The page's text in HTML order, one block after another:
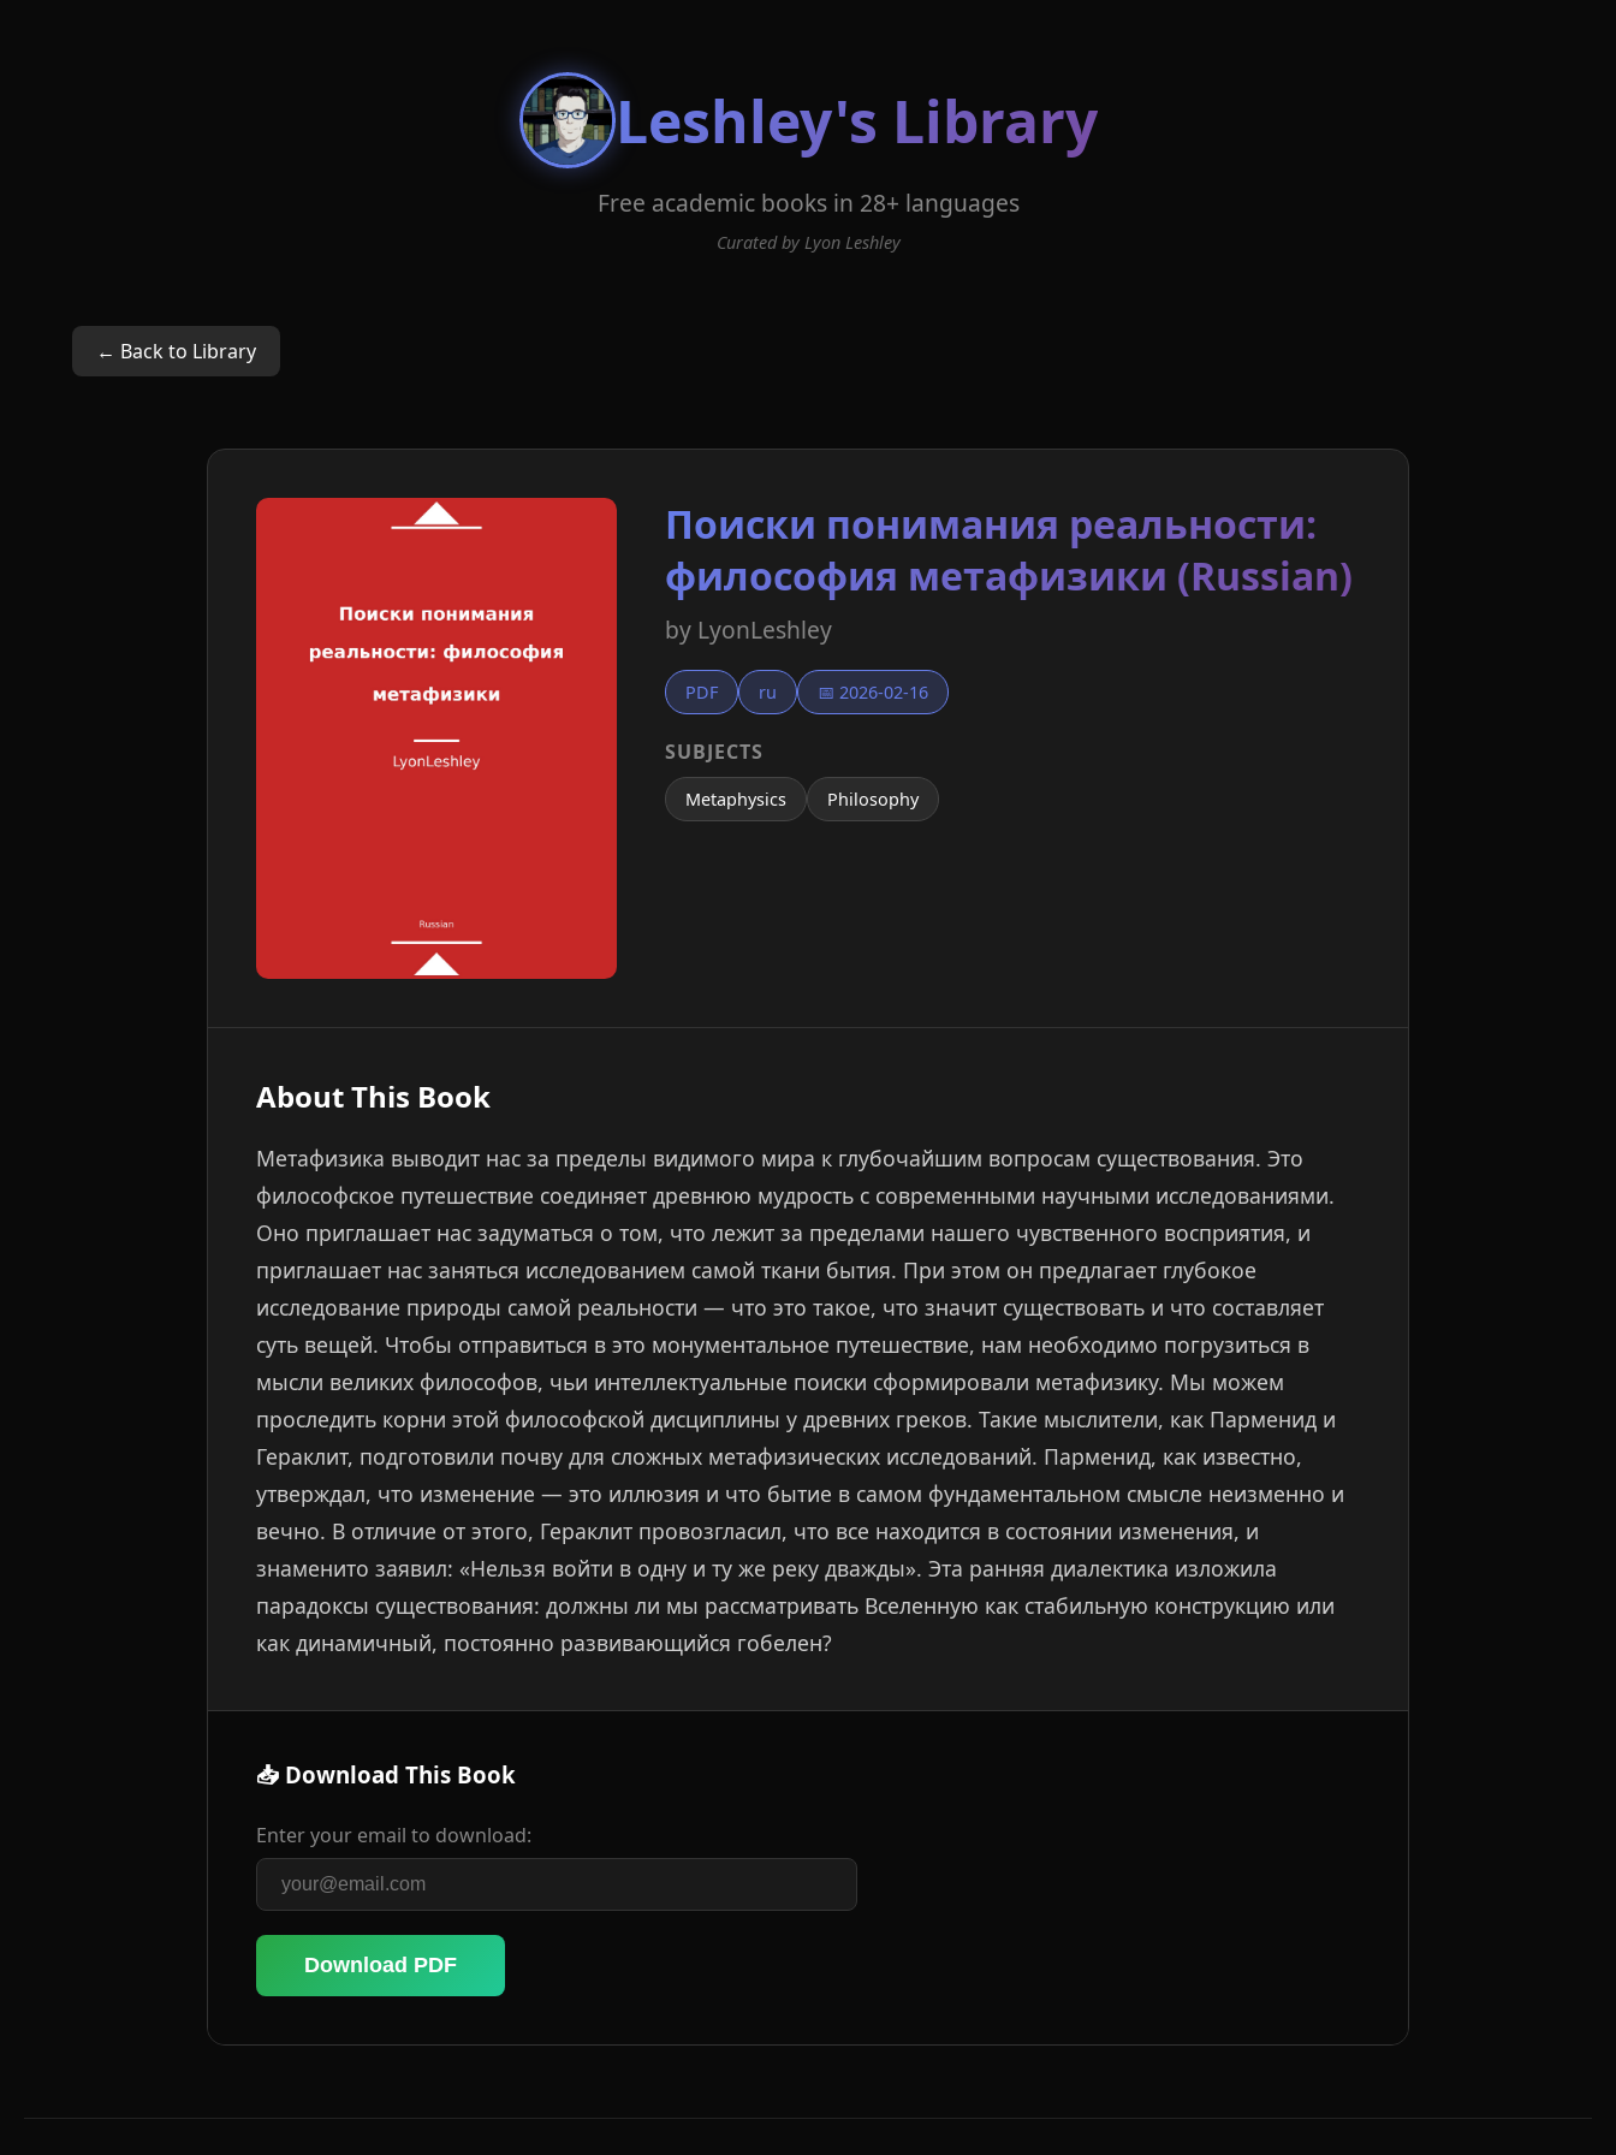
Leshley's Library
Free academic books in 28+ languages
Curated by Lyon Leshley
← Back to Library
Поиски понимания реальности:
философия метафизики (Russian)
by LyonLeshley
PDF ru 📅 2026-02-16
SUBJECTS
Metaphysics Philosophy
About This Book
Метафизика выводит нас за пределы видимого мира к глубочайшим вопросам существования. Это
философское путешествие соединяет древнюю мудрость с современными научными исследованиями.
Оно приглашает нас задуматься о том, что лежит за пределами нашего чувственного восприятия, и
приглашает нас заняться исследованием самой ткани бытия. При этом он предлагает глубокое
исследование природы самой реальности — что это такое, что значит существовать и что составляет
суть вещей. Чтобы отправиться в это монументальное путешествие, нам необходимо погрузиться в
мысли великих философов, чьи интеллектуальные поиски сформировали метафизику. Мы можем
проследить корни этой философской дисциплины у древних греков. Такие мыслители, как Парменид и
Гераклит, подготовили почву для сложных метафизических исследований. Парменид, как известно,
утверждал, что изменение — это иллюзия и что бытие в самом фундаментальном смысле неизменно и
вечно. В отличие от этого, Гераклит провозгласил, что все находится в состоянии изменения, и
знаменито заявил: «Нельзя войти в одну и ту же реку дважды». Эта ранняя диалектика изложила
парадоксы существования: должны ли мы рассматривать Вселенную как стабильную конструкцию или
как динамичный, постоянно развивающийся гобелен?
📥 Download This Book
Enter your email to download:
Download PDF